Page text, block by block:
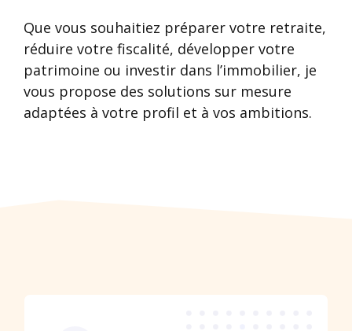
Que vous souhaitiez préparer votre retraite,
réduire votre fiscalité, développer votre
patrimoine ou investir dans l’immobilier, je
vous propose des solutions sur mesure
adaptées à votre profil et à vos ambitions.